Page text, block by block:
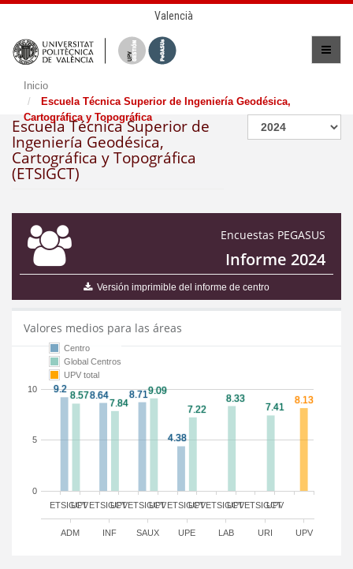
Valencià
Inicio
Escuela Técnica Superior de Ingeniería Geodésica,
Cartográfica y Topográfica
Escuela Técnica Superior de
Ingeniería Geodésica,
Cartográfica y Topográfica
(ETSIGCT)
Encuestas PEGASUS
Informe 2024
Versión imprimible del informe de centro
Valores medios para las áreas
ETSIGCT ETSIGCTETSIGCT ETSIGCTETSIGCTETSIGCT
UPV UPV UPV UPV UPV UPV
ADM INF SAUX UPE LAB URI UPV
0
5
10
Centro
Global Centros
UPV total